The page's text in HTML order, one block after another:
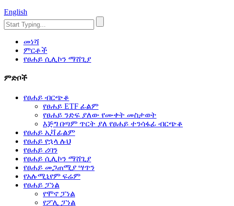
English
መነሻ
ምርቶች
የፀሐይ ሲሊኮን ማሸጊያ
ምድቦች
የፀሐይ ብርጭቆ
የፀሐይ ETF ፊልም
የፀሐይ ንድፍ ያለው የሙቀት መስታወት
እጅግ በጣም ጥርት ያለ የፀሐይ ተንሳፋፊ ብርጭቆ
የፀሐይ ኢቫ ፊልም
የፀሐይ የኋላ ሉህ
የፀሐይ ሪባን
የፀሐይ ሲሊኮን ማሸጊያ
የፀሐይ መጋጠሚያ ሣጥን
የአሉሚኒየም ፍሬም
የፀሐይ ፓነል
የሞኖ ፓነል
የፖሊ ፓነል